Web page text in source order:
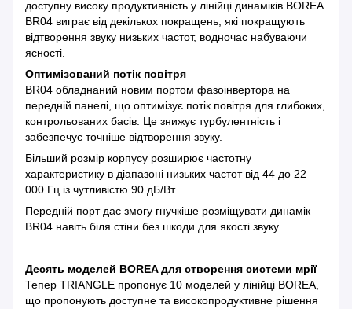
доступну високу продуктивність у лінійці динаміків BOREA.
BR04 виграє від декількох покращень, які покращують
відтворення звуку низьких частот, водночас набуваючи
ясності.
Оптимізований потік повітря
BR04 обладнаний новим портом фазоінвертора на
передній панелі, що оптимізує потік повітря для глибоких,
контрольованих басів. Це знижує турбулентність і
забезпечує точніше відтворення звуку.
Більший розмір корпусу розширює частотну
характеристику в діапазоні низьких частот від 44 до 22
000 Гц із чутливістю 90 дБ/Вт.
Передній порт дає змогу гнучкіше розміщувати динамік
BR04 навіть біля стіни без шкоди для якості звуку.
Десять моделей BOREA для створення системи мрії
Тепер TRIANGLE пропонує 10 моделей у лінійці BOREA,
що пропонують доступне та високопродуктивне рішення